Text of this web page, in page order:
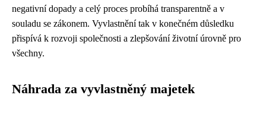
negativní dopady a celý proces probíhá transparentně a v
souladu se zákonem. Vyvlastnění tak v konečném důsledku
přispívá k rozvoji společnosti a zlepšování životní úrovně pro
všechny.
Náhrada za vyvlastněný majetek